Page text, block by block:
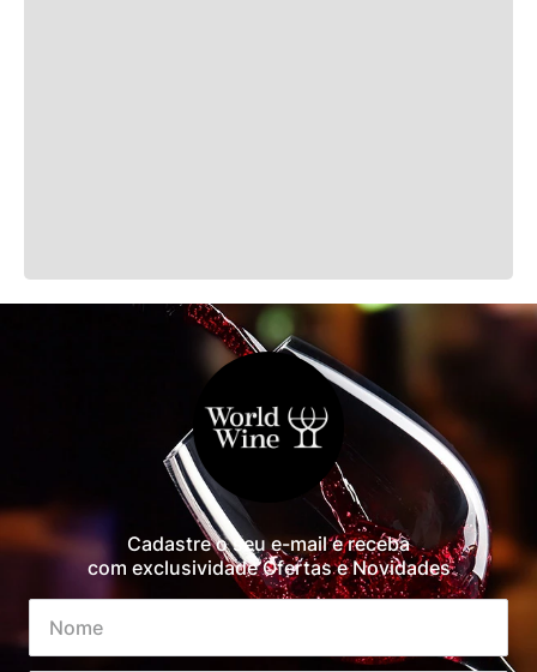
Cadastre o seu e-mail e receba
com exclusividade Ofertas e Novidades